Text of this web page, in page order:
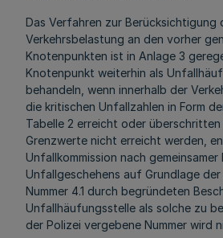
Das Verfahren zur Berücksichtigung
Verkehrsbelastung an den vorher
Knotenpunkten ist in Anlage 3
Knotenpunkt weiterhin als
behandeln, wenn innerhalb der
die kritischen Unfallzahlen in Form
Tabelle 2 erreicht oder
Grenzwerte nicht erreicht werden,
Unfallkommission nach
Unfallgeschehens auf Grundlage
Nummer 4.1 durch begründeten
Unfallhäufungsstelle als solche zu
der Polizei vergebene Nummer wird